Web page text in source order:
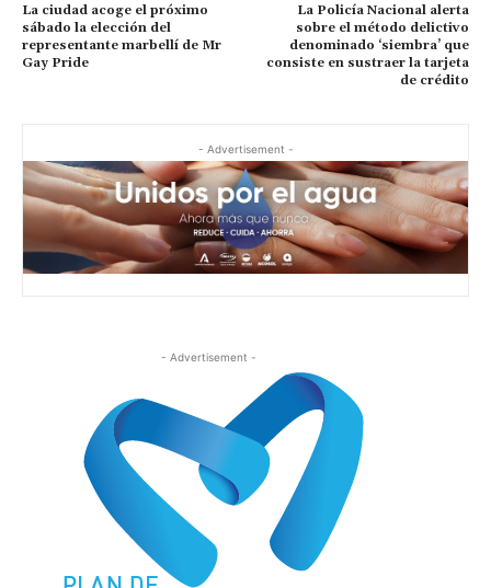
La ciudad acoge el próximo
sábado la elección del
representante marbellí de Mr
Gay Pride
La Policía Nacional alerta
sobre el método delictivo
denominado ‘siembra’ que
consiste en sustraer la tarjeta
de crédito
- Advertisement -
- Advertisement -